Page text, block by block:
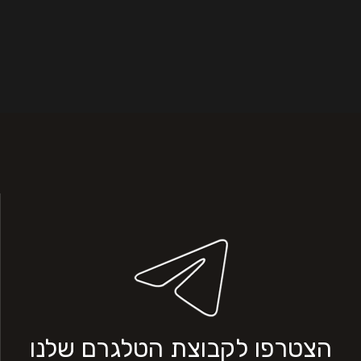
הצטרפו לקבוצת הטלגרם שלנו